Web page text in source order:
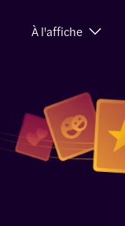
À l'affiche